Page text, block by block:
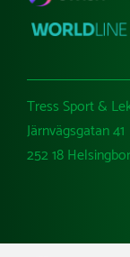
Tress Sport &
Järnvägsgatan 41
252 18